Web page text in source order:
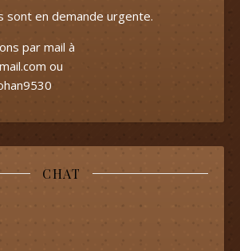
sont en demande urgente.
par mail à
ou
CHAT